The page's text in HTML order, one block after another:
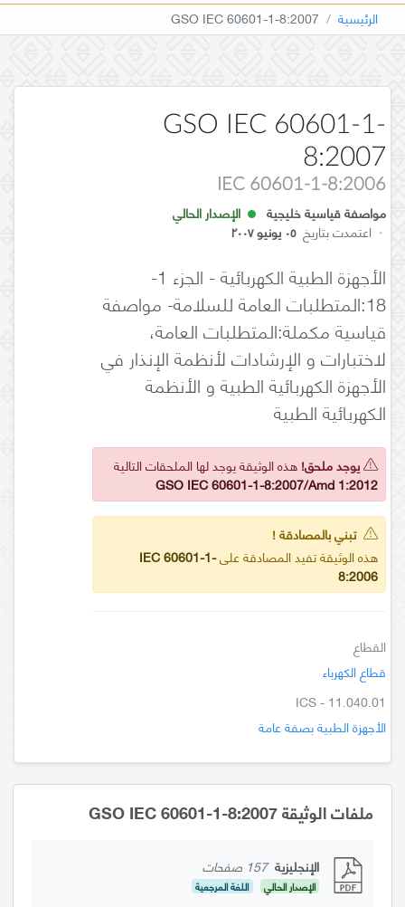
الرئيسية GSO IEC 60601-1-8:2007
GSO IEC 60601-1-
8:2007
IEC 60601-1-8:2006
مواصفة قياسية خليجية
الإصدار الحالي
· اعتمدت بتاريخ ٠٥ يونيو ٢٠٠٧
الأجهزة الطبية الكهربائية - الجزء 1-
18:المتطلبات العامة للسلامة- مواصفة
قياسية مكملة:المتطلبات العامة،
لاختبارات و الإرشادات لأنظمة الإنذار في
الأجهزة الكهربائية الطبية و الأنظمة
الكهربائية الطبية
يوجد ملحق! هذه الوثيقة يوجد لها الملحقات التالية
GSO IEC 60601-1-8:2007/Amd 1:2012
تبني بالمصادقة !
هذه الوثيقة تفيد المصادقة علىIEC 60601-1-
8:2006
القطاع
قطاع الكهرباء
ICS - 11.040.01
الأجهزة الطبية بصفة عامة
ملفات الوثيقة GSO IEC 60601-1-8:2007
الإنجليزية 157 صفحات
الإصدار الحالي اللغة المرجعية